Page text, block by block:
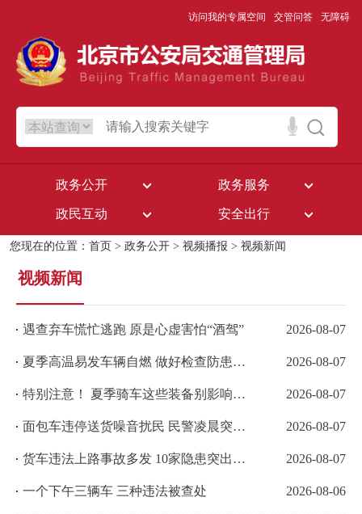
访问我的专属空间 交管问答 无障碍
政务公开 政务服务
政民互动 安全出行
您现在的位置： 首页 > 政务公开 > 视频播报 > 视频新闻
视频新闻
2026-08-07
遇查弃车慌忙逃跑 原是心虚害怕“酒驾”
2026-08-07
夏季高温易发车辆自燃 做好检查防患未然
2026-08-07
特别注意！ 夏季骑车这些装备别影响安全
2026-08-07
面包车违停送货噪音扰民 民警凌晨突击治理
2026-08-07
货车违法上路事故多发 10家隐患突出货运企业被约谈
2026-08-06
一个下午三辆车 三种违法被查处